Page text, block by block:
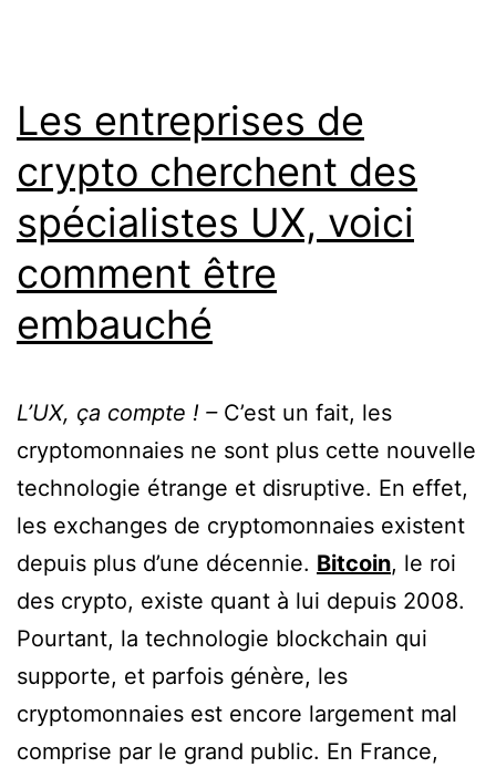
Les entreprises de
crypto cherchent des
spécialistes UX, voici
comment être
embauché
L’UX, ça compte ! –C’est un fait, les
cryptomonnaies ne sont plus cette nouvelle
technologie étrange et disruptive. En effet,
les exchanges de cryptomonnaies existent
depuis plus d’une décennie. Bitcoin, le roi
des crypto, existe quant à lui depuis 2008.
Pourtant, la technologie blockchain qui
supporte, et parfois génère, les
cryptomonnaies est encore largement mal
comprise par le grand public. En France,